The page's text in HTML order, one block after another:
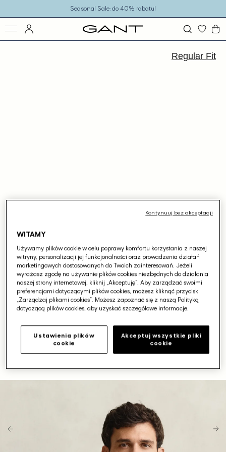
Seasonal Sale: do 40% rabatu!
Regular Fit
Otwórz
media
WITAMY
Używamy plików cookie w celu poprawy komfortu korzystania z naszej
witryny, personalizacji jej funkcjonalności oraz prowadzenia działań
marketingowych dostosowanych do Twoich zainteresowań. Jeżeli
wyrażasz zgodę na używanie plików cookies niezbędnych do działania
naszej strony internetowej, kliknij „Akceptuję”. Aby zarządzać swoimi
preferencjami dotyczącymi plików cookies, możesz kliknąć przycisk
„Zarządzaj plikami cookies”. Możesz zapoznać się z naszą Polityką
dotyczącą plików cookies, aby uzyskać szczegółowe informacje.
Ustawienia plików
cookie
Akceptuj wszystkie pliki
cookie
Kontynuuj bez akceptacji